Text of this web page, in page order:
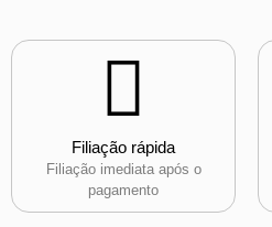
Filiação rápida
Filiação imediata após o
pagamento